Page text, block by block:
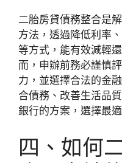
二胎房貸債務整合是
方法，透過降低利率
等方式，能有效減輕
而，申辦前務必謹慎
力，並選擇合法的金
合債務、改善生活品
銀行的方案，選擇最
四、如何